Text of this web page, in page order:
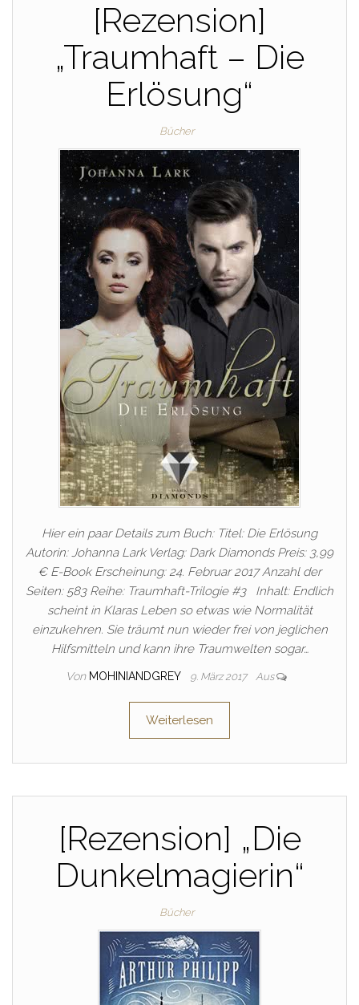
[Rezension]
„Traumhaft – Die
Erlösung“
Bücher
Hier ein paar Details zum Buch: Titel: Die Erlösung
Autorin: Johanna Lark Verlag: Dark Diamonds Preis: 3,99
€ E-Book Erscheinung: 24. Februar 2017 Anzahl der
Seiten: 583 Reihe: Traumhaft-Trilogie #3 Inhalt: Endlich
scheint in Klaras Leben so etwas wie Normalität
einzukehren. Sie träumt nun wieder frei von jeglichen
Hilfsmitteln und kann ihre Traumwelten sogar…
Von MOHINIANDGREY 9. März 2017 Aus
Weiterlesen
[Rezension] „Die
Dunkelmagierin“
Bücher